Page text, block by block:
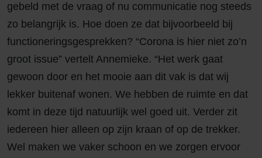
gebeld met de vraag of nu communicatie nog steeds
zo belangrijk is. Hoe doen ze dat bijvoorbeeld bij
functioneringsgesprekken? “Corona is hier niet zo’n
groot issue” vertelt Annemieke. “Het werk gaat
gewoon door en het mooie aan dit vak is dat wij
lekker buitenaf wonen. We hebben de ruimte en dat
komt in deze tijd natuurlijk wel goed uit. Verder zit
iedereen hier alleen op zijn kraan of op de trekker.
Wel maken we vaker schoon en we zorgen ervoor